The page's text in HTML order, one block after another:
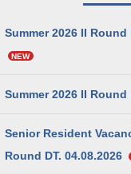
Summer 2026 II
NEW
Summer 2026 II
Senior Resident
Round DT. 04.08.2026